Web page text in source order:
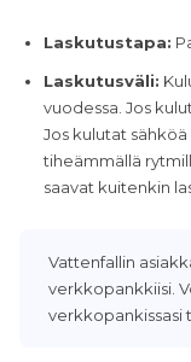
Laskutustapa:
Laskutusväli:
vuodessa. Jos
Jos kulutat
tiheämmällä
saavat kuitenkin
Vattenfallin
verkkopankkiisi.
verkkopankissasi